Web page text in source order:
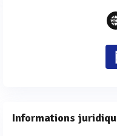
Informations